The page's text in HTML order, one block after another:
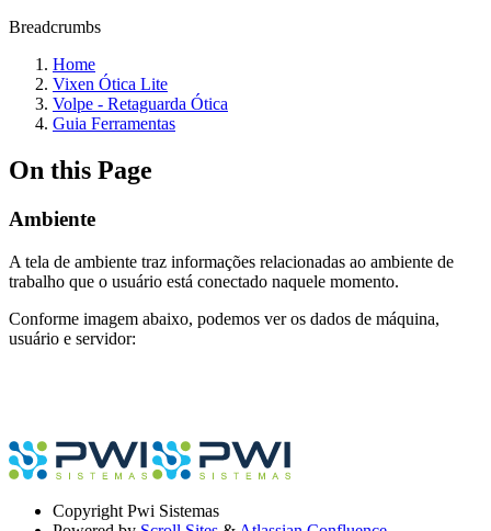
Breadcrumbs
Home
Vixen Ótica Lite
Volpe - Retaguarda Ótica
Guia Ferramentas
On this Page
Ambiente
A tela de ambiente traz informações relacionadas ao ambiente de
trabalho que o usuário está conectado naquele momento.
Conforme imagem abaixo, podemos ver os dados de máquina,
usuário e servidor:
Copyright Pwi Sistemas